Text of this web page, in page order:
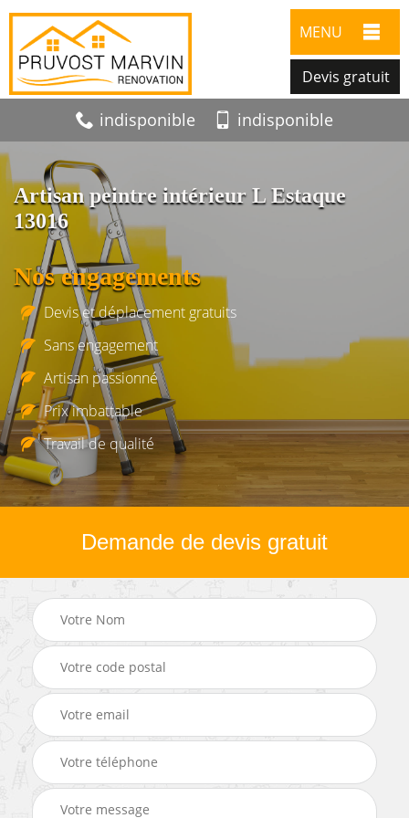
MENU
Devis gratuit
indisponible indisponible
Artisan peintre intérieur L Estaque
13016
Nos engagements
Devis et déplacement gratuits
Sans engagement
Artisan passionné
Prix imbattable
Travail de qualité
Demande de devis gratuit